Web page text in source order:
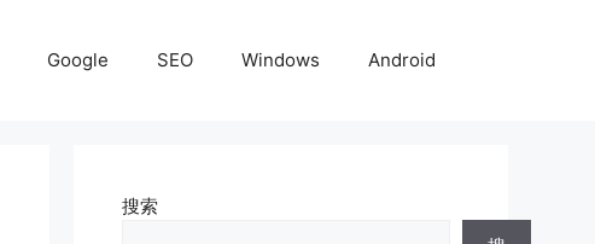
Google SEO Windows Android
搜索